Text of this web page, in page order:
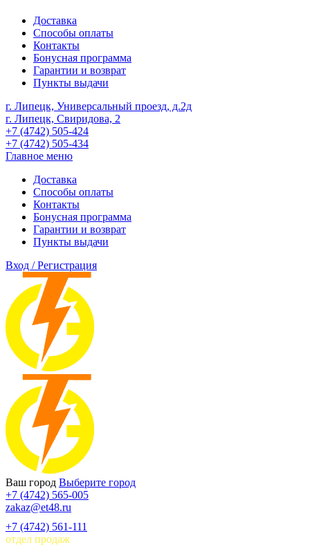
Доставка
Способы оплаты
Контакты
Бонусная программа
Гарантии и возврат
Пункты выдачи
г. Липецк, Универсальный проезд, д.2д
г. Липецк, Свиридова, 2
+7 (4742) 505-424
+7 (4742) 505-434
Главное меню
Доставка
Способы оплаты
Контакты
Бонусная программа
Гарантии и возврат
Пункты выдачи
Вход / Регистрация
Ваш город Выберите город
+7 (4742) 565-005
zakaz@et48.ru
+7 (4742) 561-111
отдел продаж